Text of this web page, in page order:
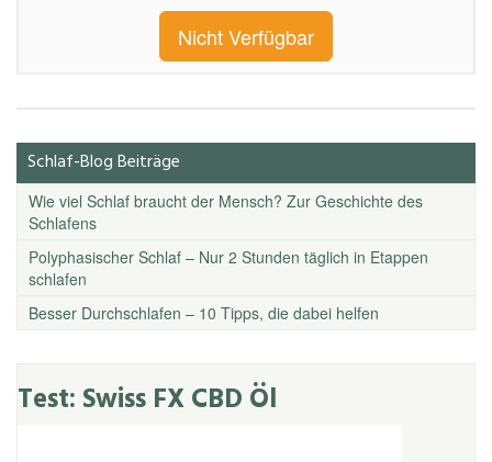
Nicht Verfügbar
Schlaf-Blog Beiträge
Wie viel Schlaf braucht der Mensch? Zur Geschichte des
Schlafens
Polyphasischer Schlaf – Nur 2 Stunden täglich in Etappen
schlafen
Besser Durchschlafen – 10 Tipps, die dabei helfen
Test: Swiss FX CBD Öl